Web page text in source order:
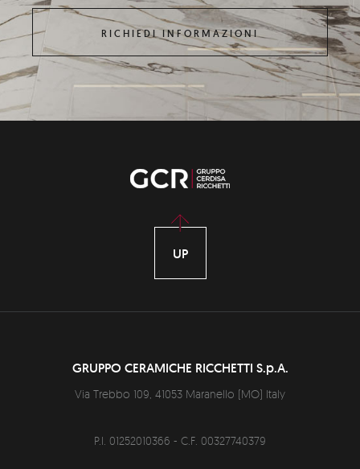
UP
GRUPPO CERAMICHE RICCHETTI S.p.A.
Via Trebbo 109, 41053 Maranello (MO) Italy
P.I. 01252010366 - C.F. 00327740379